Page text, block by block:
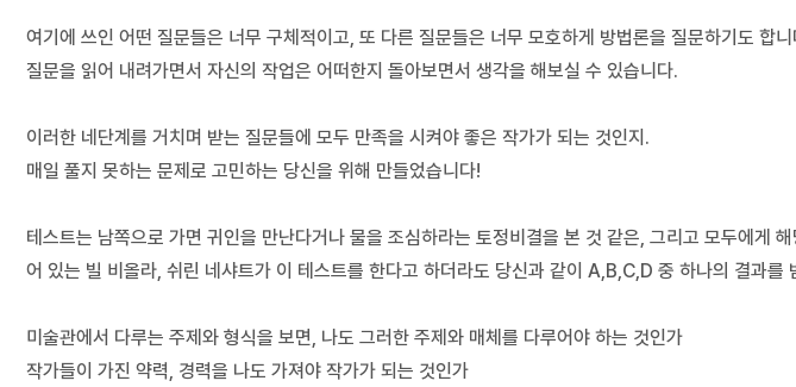
여기에 쓰인 어떤 질문들은 너무 구체적이고, 또 다른 질문들은 너무 모호하게 방법론을 질문하기도
질문을 읽어 내려가면서 자신의 작업은 어떠한지 돌아보면서 생각을 해보실 수 있습니다.
이러한 네단계를 거치며 받는 질문들에 모두 만족을 시켜야 좋은 작가가 되는 것인지.
매일 풀지 못하는 문제로 고민하는 당신을 위해 만들었습니다!
테스트는 남쪽으로 가면 귀인을 만난다거나 물을 조심하라는 토정비결을 본 것 같은, 그리고 모두에게
어 있는 빌 비올라, 쉬린 네샤트가 이 테스트를 한다고 하더라도 당신과 같이 A,B,C,D 중 하나의 결과를
미술관에서 다루는 주제와 형식을 보면, 나도 그러한 주제와 매체를 다루어야 하는 것인가
작가들이 가진 약력, 경력을 나도 가져야 작가가 되는 것인가